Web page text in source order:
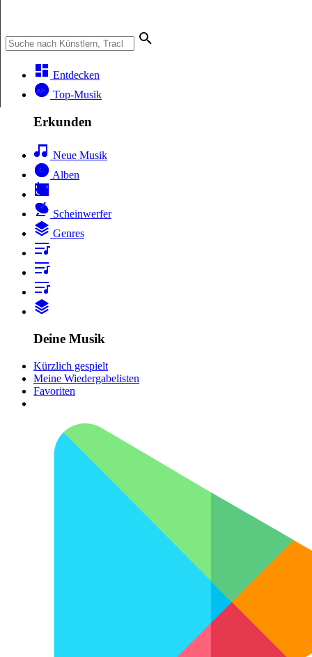
Entdecken
Top-Musik
Erkunden
Neue Musik
Alben
Scheinwerfer
Genres
Deine Musik
Kürzlich gespielt
Meine Wiedergabelisten
Favoriten